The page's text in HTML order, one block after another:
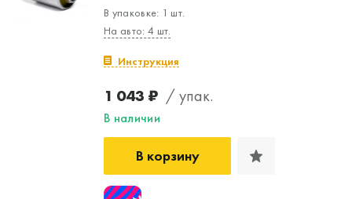
В упаковке: 1 шт.
На авто: 4 шт.
Инструкция
1 043 ₽ / упак.
В наличии
В корзину